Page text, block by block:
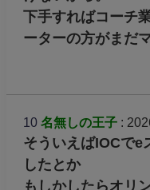
※3
プロゲーマーの大
視力はもちろん肩
に酷使するから身
ルかタレント性に